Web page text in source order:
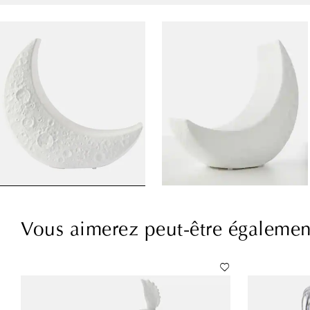
Vous aimerez peut-être